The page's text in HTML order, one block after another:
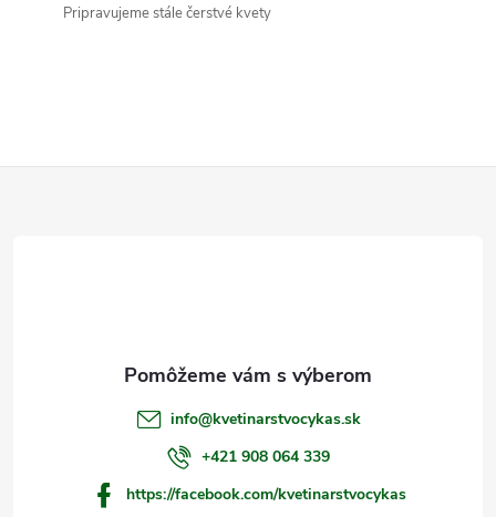
Pripravujeme stále čerstvé kvety
info@kvetinarstvocykas.sk
+421 908 064 339
https://facebook.com/kvetinarstvocykas